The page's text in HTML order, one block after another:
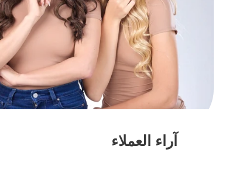
آراء العملاء